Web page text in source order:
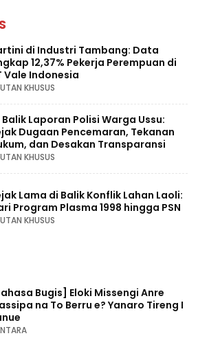
di Industri Tambang: Data
12,37% Pekerja Perempuan di
Vale Indonesia
KHUSUS
Balik Laporan Polisi Warga Ussu:
Dugaan Pencemaran, Tekanan
dan Desakan Transparansi
KHUSUS
Lama di Balik Konflik Lahan Laoli:
Program Plasma 1998 hingga PSN
KHUSUS
Bugis] ‎Eloki Missengi Anre
na To Berru e? Yanaro Tireng I